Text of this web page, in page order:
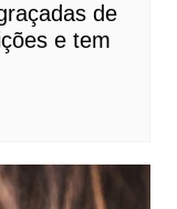
de
e tem